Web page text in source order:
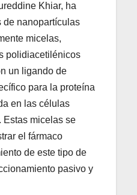
Khiar, ha
de nanopartículas
micelas,
polidiacetilénicos
un ligando de
para la proteína
en las células
Estas micelas se
el fármaco
de este tipo de
pasivo y